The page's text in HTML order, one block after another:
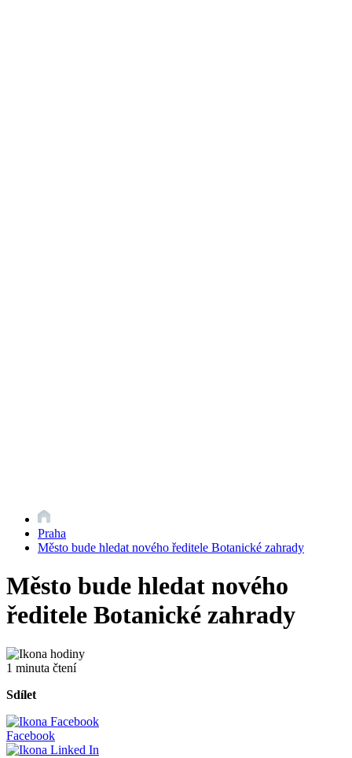
Praha
Město bude hledat nového ředitele Botanické zahrady
Město bude hledat nového
ředitele Botanické zahrady
1 minuta čtení
Sdílet
Facebook